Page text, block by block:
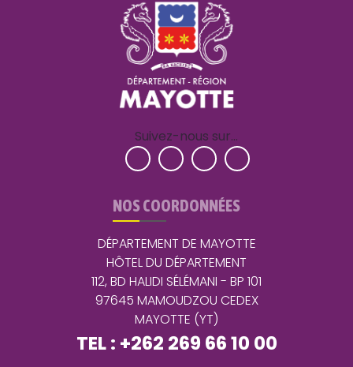
Suivez-nous sur…
NOS COORDONNÉES
DÉPARTEMENT DE MAYOTTE
HÔTEL DU DÉPARTEMENT
112, BD HALIDI SÉLÉMANI - BP 101
97645 MAMOUDZOU CEDEX
MAYOTTE (YT)
TEL : +262 269 66 10 00